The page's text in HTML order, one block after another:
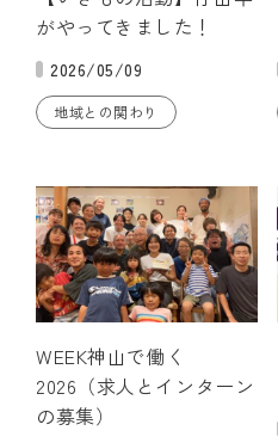
がやってきました！
2026/05/09
地域との関わり
WEEK神山で働く
2026（求人とインターン
の募集）